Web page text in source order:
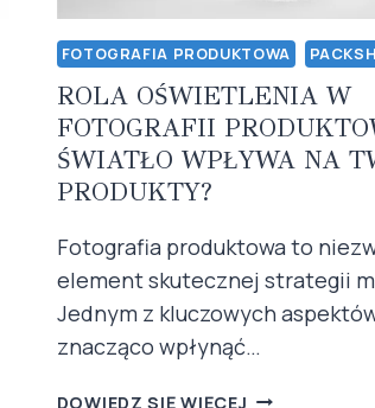
FOTOGRAFIA PRODUKTOWA
ROLA OŚWIETLENIA W
FOTOGRAFII
ŚWIATŁO WPŁYWA NA
PRODUKTY?
Fotografia produktowa to
element skutecznej strategii
Jednym z kluczowych
znacząco wpłynąć…
DOWIEDZ SIĘ WIĘCEJ ROLA